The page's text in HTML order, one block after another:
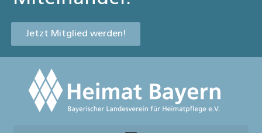
Jetzt Mitglied werden!